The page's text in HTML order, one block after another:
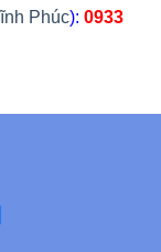
Phúc): 0933